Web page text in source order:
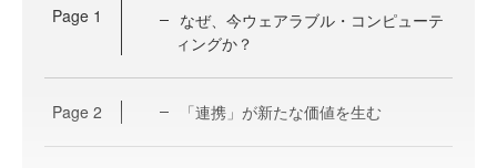
Page 1
なぜ、今ウェアラブル・コンピューテ
ィングか？
Page 2 「連携」が新たな価値を生む